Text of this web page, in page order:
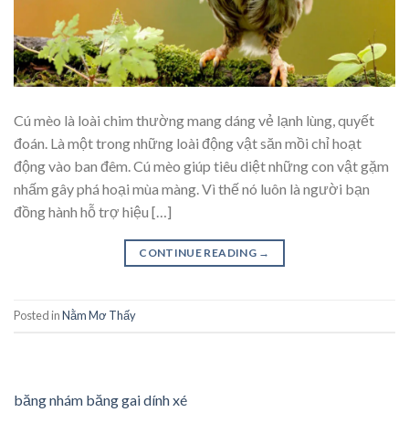
Cú mèo là loài chim thường mang dáng vẻ lạnh lùng, quyết
đoán. Là một trong những loài động vật săn mồi chỉ hoạt
động vào ban đêm. Cú mèo giúp tiêu diệt những con vật gặm
nhấm gây phá hoại mùa màng. Vì thế nó luôn là người bạn
đồng hành hỗ trợ hiệu […]
CONTINUE READING →
Posted inNằm Mơ Thấy
băng nhám băng gai dính xé